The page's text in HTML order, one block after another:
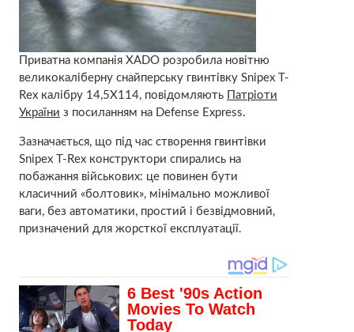
Приватна компанія XADO розробила новітню
великокаліберну снайперську гвинтівку Snipex T-
Rex калібру 14,5X114, повідомляють Патріоти
України з посиланням на Defense Express.
Зазначається, що під час створення гвинтівки
Snipex T-Rex конструктори спирались на
побажання військових: це повинен бути
класичний «болтовик», мінімально можливої
ваги, без автоматики, простий і безвідмовний,
призначений для жорсткої експлуатації.